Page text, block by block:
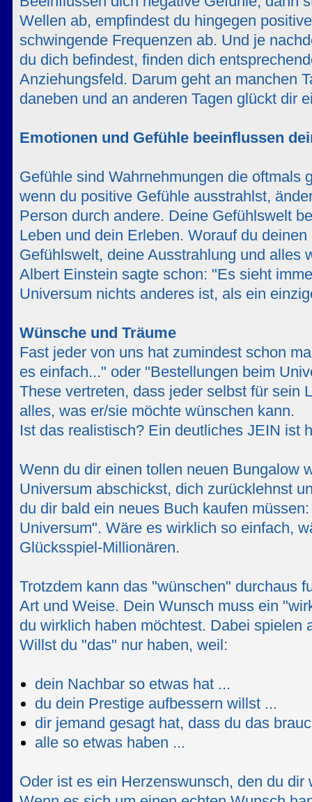
Wellen ab, empfindest du hingegen
schwingende Frequenzen ab. Und je
du dich befindest, finden dich
Anziehungsfeld. Darum geht an manchen
daneben und an anderen Tagen glückt dir
Emotionen und Gefühle beeinflussen
Gefühle sind Wahrnehmungen die oftmals
wenn du positive Gefühle ausstrahlst,
Person durch andere. Deine Gefühlswelt
Leben und dein Erleben. Worauf du
Gefühlswelt, deine Ausstrahlung und alles
Albert Einstein sagte schon: "Es sieht
Universum nichts anderes ist, als ein
Wünsche und Träume
Fast jeder von uns hat zumindest schon
es einfach..." oder "Bestellungen beim
These vertreten, dass jeder selbst für sein
alles, was er/sie möchte wünschen kann.
Ist das realistisch? Ein deutliches JEIN ist
Wenn du dir einen tollen neuen Bungalow
Universum abschickst, dich zurücklehnst
du dir bald ein neues Buch kaufen
Universum". Wäre es wirklich so einfach,
Glücksspiel-Millionären.
Trotzdem kann das "wünschen" durchaus
Art und Weise. Dein Wunsch muss ein
du wirklich haben möchtest. Dabei spielen
Willst du "das" nur haben, weil:
dein Nachbar so etwas hat ...
du dein Prestige aufbessern willst ...
dir jemand gesagt hat, dass du das
alle so etwas haben ...
Oder ist es ein Herzenswunsch, den du